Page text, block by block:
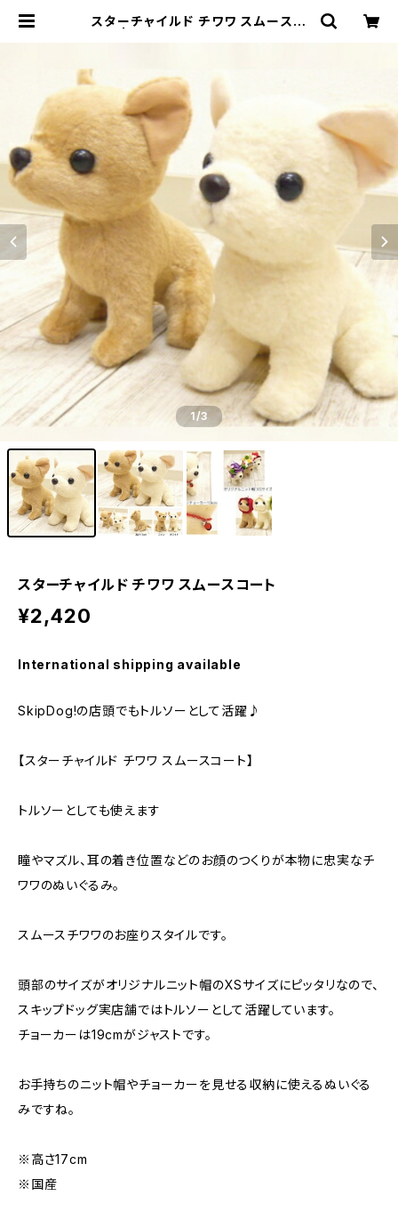
スターチャイルド チワワ スムースコ
1/3
スターチャイルド チワワ スムースコート
¥2,420
International shipping available
SkipDog!の店頭でもトルソーとして活躍♪
【スターチャイルド チワワ スムースコート】
トルソーとしても使えます
瞳やマズル、耳の着き位置などのお顔のつくりが本物に忠実なチ
ワワのぬいぐるみ。
スムースチワワのお座りスタイルです。
頭部のサイズがオリジナルニット帽のXSサイズにピッタリなので、
スキップドッグ実店舗ではトルソーとして活躍しています。
チョーカーは19cmがジャストです。
お手持ちのニット帽やチョーカーを見せる収納に使えるぬいぐる
みですね。
※高さ17cm
※国産